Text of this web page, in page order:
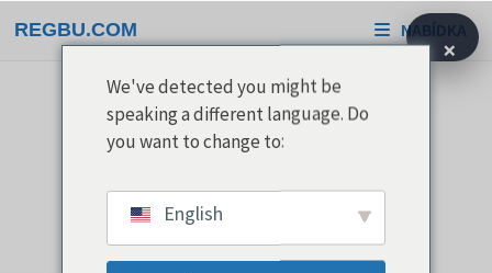
na
REGBU.COM NABÍDKA
×
We've detected you might be
speaking a different language. Do
you want to change to:
English